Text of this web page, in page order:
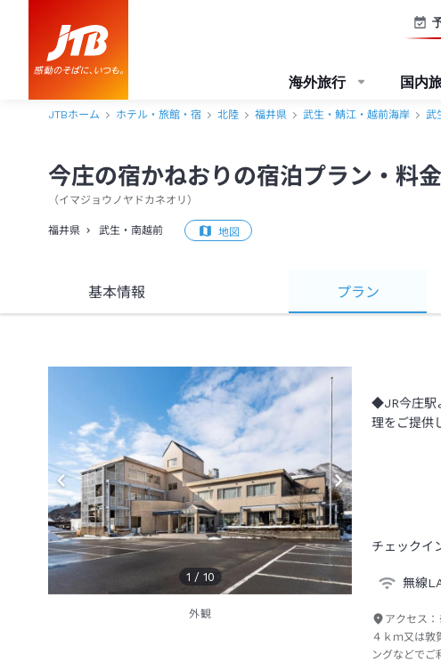
海外旅行 国内
JTBホーム ホテル・旅館・宿 北陸 福井県 武生・鯖江・越前海岸 武
今庄の宿かねおりの宿泊プラン・料
（イマジョウノヤドカネオリ ）
福井県 武生・南越前 地図
基本情報 プラン
1 / 10
外観
◆JR今庄駅
理をご提供
チェックイ
無線
アクセス：
４ｋｍ又は敦
ングなどでご